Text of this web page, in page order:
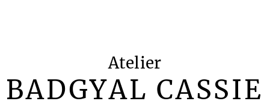
Atelier
BADGYAL CASSIE